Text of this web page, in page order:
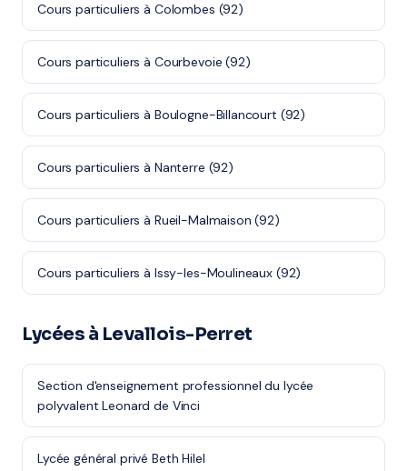
Cours particuliers à Colombes (92)
Cours particuliers à Courbevoie (92)
Cours particuliers à Boulogne-Billancourt (92)
Cours particuliers à Nanterre (92)
Cours particuliers à Rueil-Malmaison (92)
Cours particuliers à Issy-les-Moulineaux (92)
Lycées à Levallois-Perret
Section d'enseignement professionnel du lycée
polyvalent Leonard de Vinci
Lycée général privé Beth Hilel